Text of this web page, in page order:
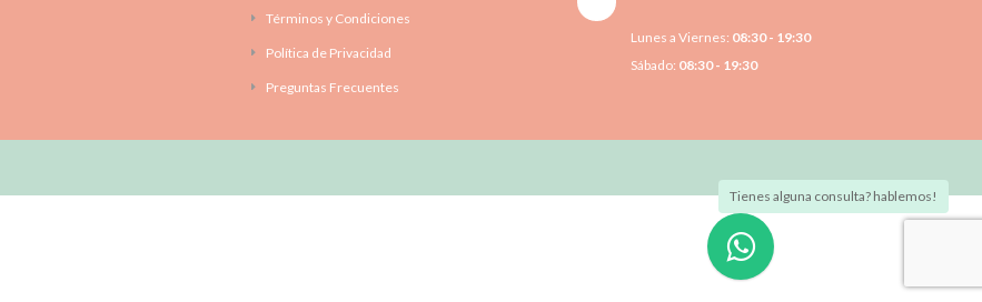
Términos y Condiciones
Política de Privacidad
Preguntas Frecuentes
Lunes a Viernes: 08:30 - 19:30
Sábado: 08:30 - 19:30
Tienes alguna consulta? hablemos!